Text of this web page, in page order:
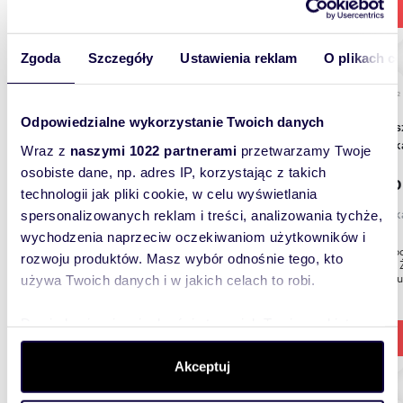
Zgoda Szczegóły Ustawienia reklam O plikach
Odpowiedzialne wykorzystanie Twoich danych
Wraz z naszymi 1022 partnerami przetwarzamy Twoje
osobiste dane, np. adres IP, korzystając z takich
technologii jak pliki cookie, w celu wyświetlania
spersonalizowanych reklam i treści, analizowania tychże,
wychodzenia naprzeciw oczekiwaniom użytkowników i
rozwoju produktów. Masz wybór odnośnie tego, kto
używa Twoich danych i w jakich celach to robi.
dane są przetwarzane oraz ustaw własne preferencje w
. W Deklaracji plików cookie możesz
zmienić lub wycofać swoją zgodę w dowolnej chwili.
Akceptuj
2
2
Wolne
przy
pary,